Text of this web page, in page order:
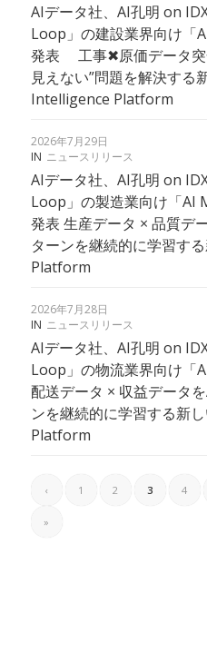
AIデータ社、AI孔明 on
Loop」の建設業界向け
発表 工事✖︎原価データ突
見えない”問題を解決す
Intelligence Platform
2026年7月29日
IN ニュースリリース
AIデータ社、AI孔明 on
Loop」の製造業向け「
発表 生産データ × 品質デ
ターンを継続的に学習す
Platform
2026年7月28日
IN ニュースリリース
AIデータ社、AI孔明 on
Loop」の物流業界向け「
配送データ × 収益データ
ンを継続的に学習する新
Platform
‹ 1 2 3 4
»